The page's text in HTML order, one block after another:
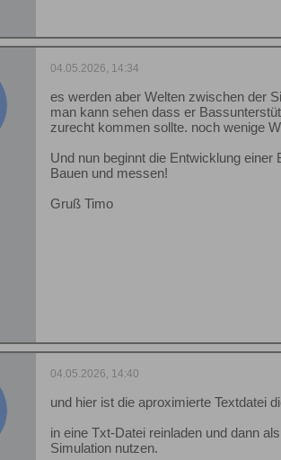
04.05.2026, 14:34
es werden aber Welten zwischen der
man kann sehen dass er
zurecht kommen sollte. noch wenige
Und nun beginnt die Entwicklung
Bauen und messen!
Gruß Timo
04.05.2026, 14:40
und hier ist die aproximierte Textdatei
in eine Txt-Datei reinladen und dann
Simulation nutzen.